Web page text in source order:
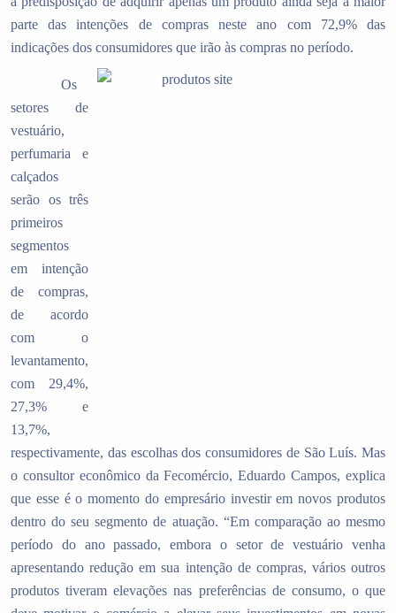
parte das intenções de compras neste ano com 72,9% das
indicações dos consumidores que irão às compras no período.
Os
setores de
vestuário,
perfumaria e
calçados
serão os três
primeiros
segmentos
em intenção
de compras,
de acordo
com o
levantamento,
com 29,4%,
27,3% e
13,7%,
respectivamente, das escolhas dos consumidores de São Luís. Mas
o consultor econômico da Fecomércio, Eduardo Campos, explica
que esse é o momento do empresário investir em novos produtos
dentro do seu segmento de atuação. “Em comparação ao mesmo
período do ano passado, embora o setor de vestuário venha
apresentando redução em sua intenção de compras, vários outros
produtos tiveram elevações nas preferências de consumo, o que